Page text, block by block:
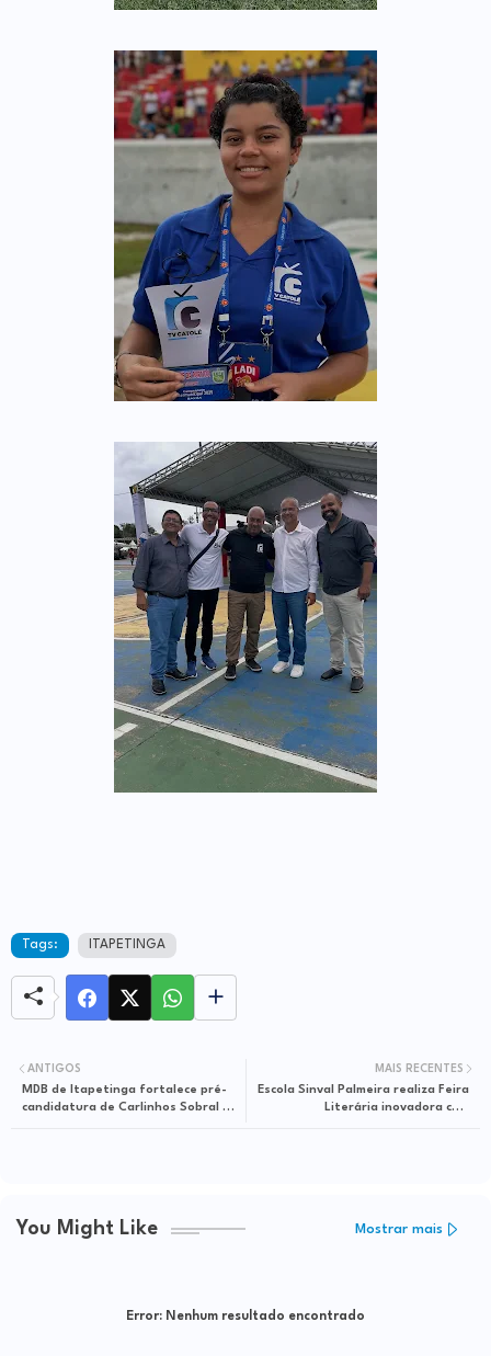
Tags: ITAPETINGA
MAIS RECENTES
Escola Sinval Palmeira realiza Feira
Literária inovadora com
ANTIGOS
MDB de Itapetinga fortalece pré-
candidatura de Carlinhos Sobral à
You Might Like Mostrar mais
Error: Nenhum resultado encontrado